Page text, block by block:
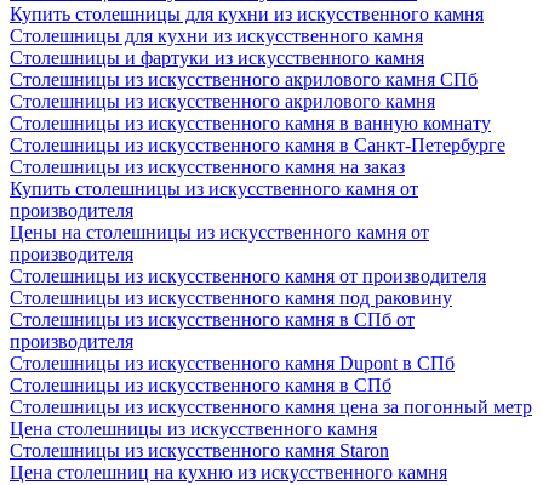
Купить столешницы для кухни из искусственного камня
Столешницы для кухни из искусственного камня
Столешницы и фартуки из искусственного камня
Столешницы из искусственного акрилового камня СПб
Столешницы из искусственного акрилового камня
Столешницы из искусственного камня в ванную комнату
Столешницы из искусственного камня в Санкт-Петербурге
Столешницы из искусственного камня на заказ
Купить столешницы из искусственного камня от
производителя
Цены на столешницы из искусственного камня от
производителя
Столешницы из искусственного камня от производителя
Столешницы из искусственного камня под раковину
Столешницы из искусственного камня в СПб от
производителя
Столешницы из искусственного камня Dupont в СПб
Столешницы из искусственного камня в СПб
Столешницы из искусственного камня цена за погонный метр
Цена столешницы из искусственного камня
Столешницы из искусственного камня Staron
Цена столешниц на кухню из искусственного камня